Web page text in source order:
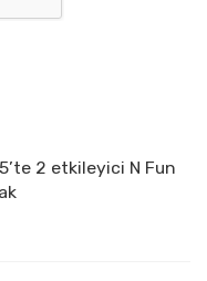
2 etkileyici N Fun